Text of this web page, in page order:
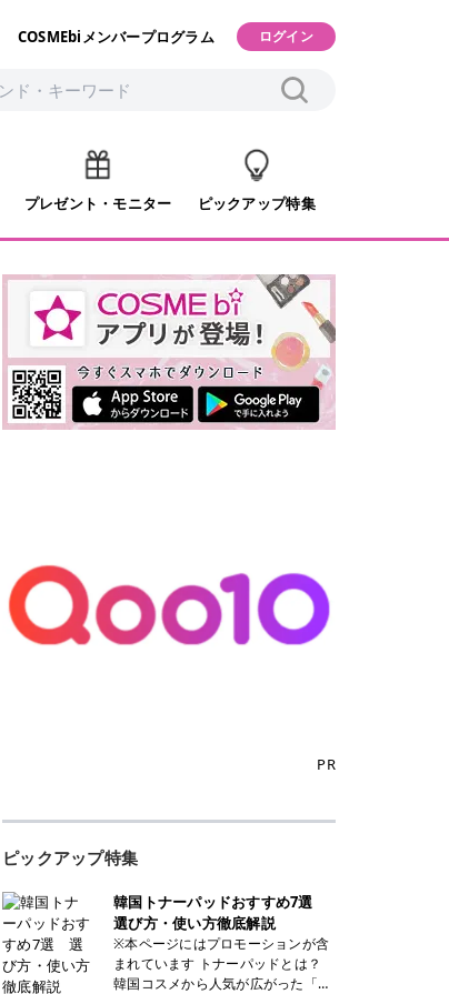
COSMEbiメンバープログラム ログイン
プレゼント・モニター ピックアップ特集
PR
ピックアップ特集
韓国トナーパッドおすすめ7選
選び方・使い方徹底解説
※本ページにはプロモーションが含
まれています トナーパッドとは？
韓国コスメから人気が広がった「ト